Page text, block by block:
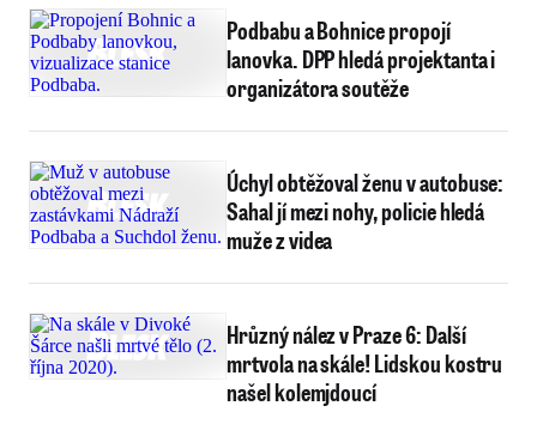
Podbabu a Bohnice propojí
lanovka. DPP hledá projektanta i
organizátora soutěže
Úchyl obtěžoval ženu v autobuse:
Sahal jí mezi nohy, policie hledá
muže z videa
Hrůzný nález v Praze 6: Další
mrtvola na skále! Lidskou kostru
našel kolemjdoucí